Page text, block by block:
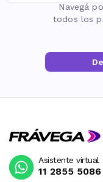
Navegá
todos los
Asistente virtual
11 2855 5086